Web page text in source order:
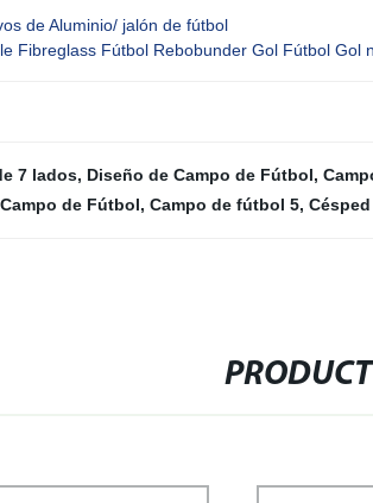
de Aluminio/ jalón de fútbol
Fibreglass Fútbol Rebobunder Gol Fútbol Gol
7 lados, Diseño de Campo de Fútbol,
de Fútbol, Campo de fútbol 5,